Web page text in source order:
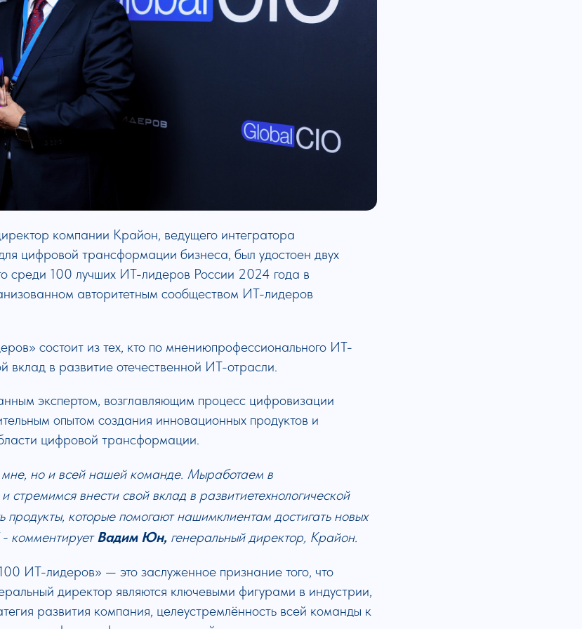
компании Крайон, ведущего интегратора
цифровой трансформации бизнеса, был удостоен двух
среди 100 лучших ИТ-лидеров России 2024 года в
авторитетным сообществом ИТ-лидеров
состоит из тех, кто по мнениюпрофессионального ИТ-
вклад в развитие отечественной ИТ-отрасли.
экспертом, возглавляющим процесс цифровизации
опытом создания инновационных продуктов и
цифровой трансформации.
мне, но и всей нашей команде. Мыработаем в
стремимся внести свой вклад в развитиетехнологической
продукты, которые помогают нашимклиентам достигать новых
- комментирует Вадим Юн, генеральный директор, Крайон.
ИТ-лидеров» — это заслуженное признание того, что
директор являются ключевыми фигурами в индустрии,
развития компания, целеустремлённость всей команды к